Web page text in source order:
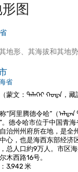
图
地形、其海拔和其地势
省
蒙文：ᠳᠡᠯᠡᠬᠡᠢ ᠬᠣᠲᠠ，藏
“阿里腾德令哈”（ᠠᠯᠲᠠᠨ
。德令哈市位于中国青
治州州府所在地，是全
心，也是海西东部经济
总人口約9万人。市区
木西路16号。
：3,942 米